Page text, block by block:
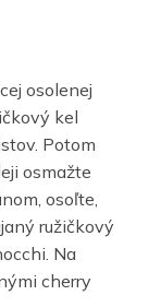
osolenej
kel
Potom
osmažte
osoľte,
ružičkový
Na
cherry